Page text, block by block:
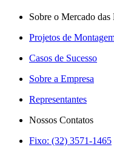
Sobre o Mercado das
Projetos de
Casos de Sucesso
Sobre a Empresa
Representantes
Nossos Contatos
Fixo: (32) 3571-1465